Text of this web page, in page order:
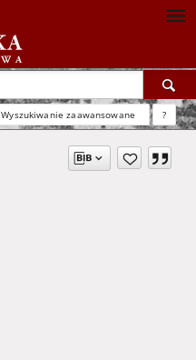
Wyszukiwanie zaawansowane ?